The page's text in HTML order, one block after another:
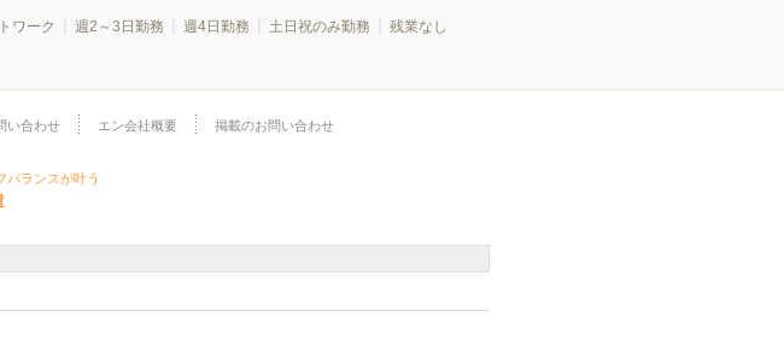
ワーク 週2～3日勤務 週4日勤務 土日祝のみ勤務
残業なし
い合わせ エン会社概要 掲載のお問い合わせ
バランスが叶う